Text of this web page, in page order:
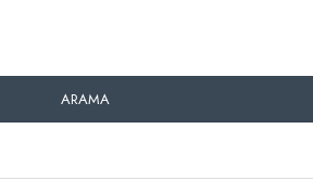
ARAMA